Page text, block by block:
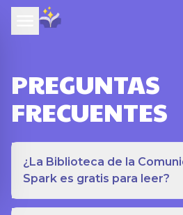
PREGUNTAS
FRECUENTES
¿La Biblioteca de la
Spark es gratis para leer?